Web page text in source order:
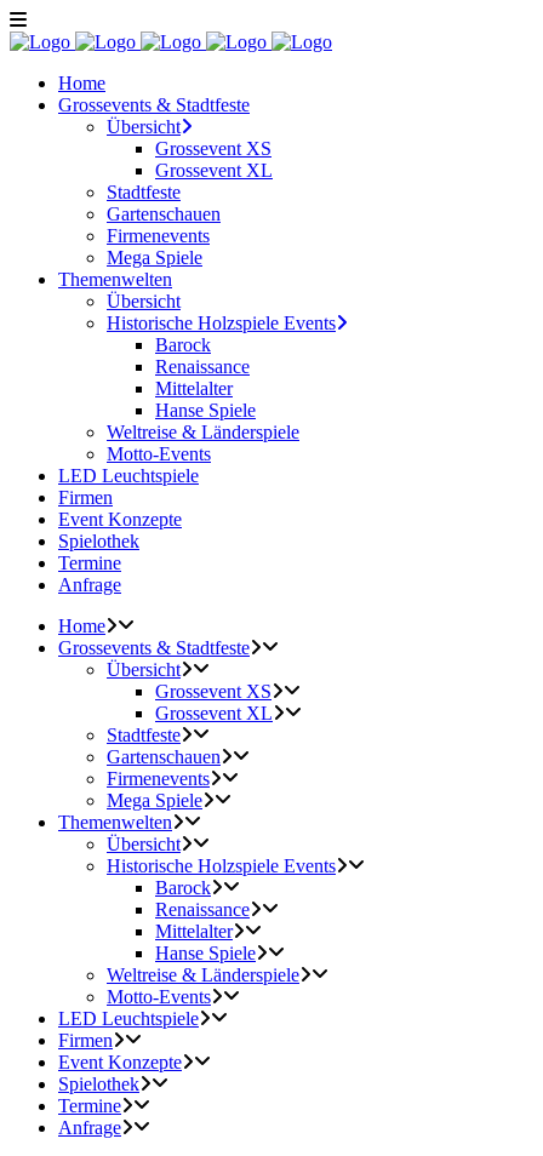
Home
Grossevents & Stadtfeste
Übersicht
Grossevent XS
Grossevent XL
Stadtfeste
Gartenschauen
Firmenevents
Mega Spiele
Themenwelten
Übersicht
Historische Holzspiele Events
Barock
Renaissance
Mittelalter
Hanse Spiele
Weltreise & Länderspiele
Motto-Events
LED Leuchtspiele
Firmen
Event Konzepte
Spielothek
Termine
Anfrage
Home
Grossevents & Stadtfeste
Übersicht
Grossevent XS
Grossevent XL
Stadtfeste
Gartenschauen
Firmenevents
Mega Spiele
Themenwelten
Übersicht
Historische Holzspiele Events
Barock
Renaissance
Mittelalter
Hanse Spiele
Weltreise & Länderspiele
Motto-Events
LED Leuchtspiele
Firmen
Event Konzepte
Spielothek
Termine
Anfrage